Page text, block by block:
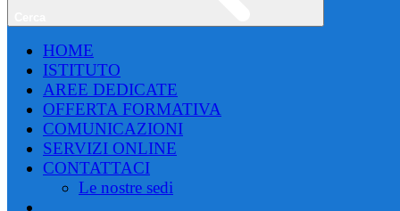
HOME
ISTITUTO
AREE DEDICATE
OFFERTA FORMATIVA
COMUNICAZIONI
SERVIZI ONLINE
CONTATTACI
Le nostre sedi